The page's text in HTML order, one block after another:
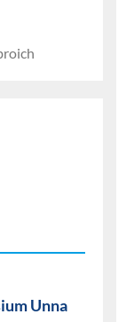
Unna